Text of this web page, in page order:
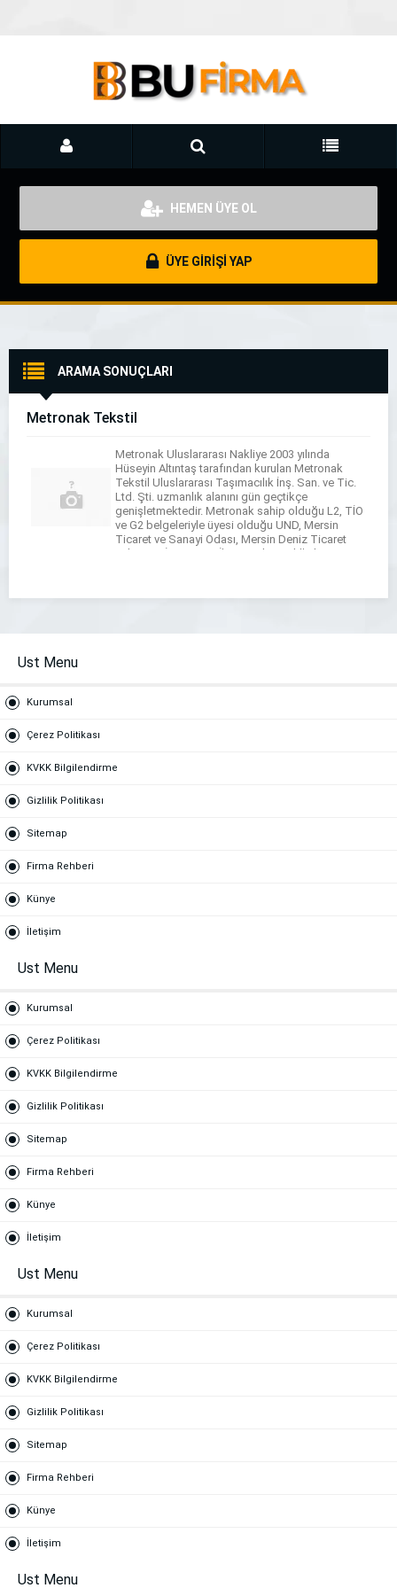
HEMEN ÜYE OL
ÜYE GİRİŞİ YAP
ARAMA SONUÇLARI
Metronak Tekstil
Metronak Uluslararası Nakliye 2003 yılında
Hüseyin Altıntaş tarafından kurulan Metronak
Tekstil Uluslararası Taşımacılık İnş. San. ve Tic.
Ltd. Şti. uzmanlık alanını gün geçtikçe
genişletmektedir. Metronak sahip olduğu L2, TİO
ve G2 belgeleriyle üyesi olduğu UND, Mersin
Ticaret ve Sanayi Odası, Mersin Deniz Ticaret
Odası, AKİB, Hizmet İhracatçıları Birliği ile
Ust Menu
Kurumsal
Çerez Politikası
KVKK Bilgilendirme
Gizlilik Politikası
Sitemap
Firma Rehberi
Künye
İletişim
Ust Menu
Kurumsal
Çerez Politikası
KVKK Bilgilendirme
Gizlilik Politikası
Sitemap
Firma Rehberi
Künye
İletişim
Ust Menu
Kurumsal
Çerez Politikası
KVKK Bilgilendirme
Gizlilik Politikası
Sitemap
Firma Rehberi
Künye
İletişim
Ust Menu